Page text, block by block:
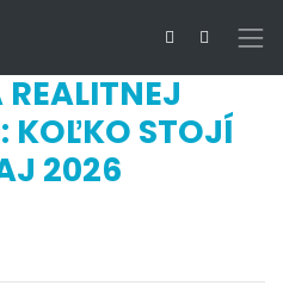
KOĽKO STOJÍ
2026